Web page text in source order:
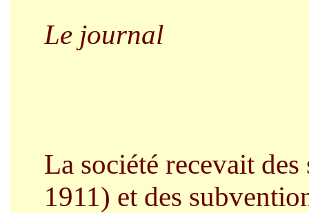
Le journal
La société recevait
1911) et des